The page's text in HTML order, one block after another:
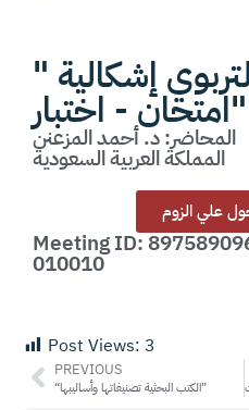
" التقويم التربوي إشكالية
امتحان - اختبار"
المحاضر: د. أحمد المزعنن
المملكة العربية السعودية
علي الزوم
Meeting ID:
010010
Post Views: 3
PREVIOUS
“الكتب البحثية تصنيفاتها وأساليبها”